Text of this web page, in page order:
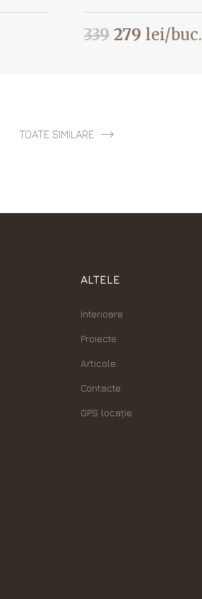
339 279 lei/buc.
TOATE SIMILARE
ALTELE
Interioare
Proiecte
Articole
Contacte
GPS locație